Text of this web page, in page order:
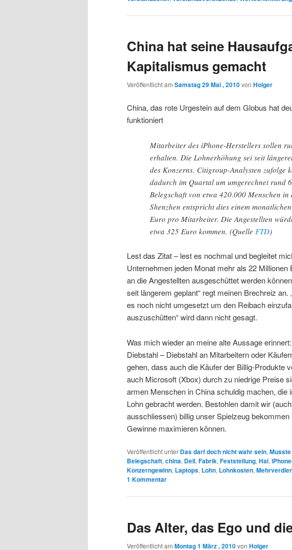
China hat seine
Kapitalismus gemacht
Veröffentlicht am Samstag 29 Mai , 2010von Holger
China, das rote Urgestein auf dem Globus hat
funktioniert
Mitarbeiter des iPhone-Herstellers sollen
erhalten. Die Lohnerhöhung sei seit
des Konzerns. Citigroup-Analysten zufolge
dadurch im Quartal um umgerechnet rund
Belegschaft von etwa 420.000 Menschen
Shenzhen entspricht dies einem
Euro pro Mitarbeiter. Die Angestellten
etwa 325 Euro kommen. (Quelle FTD)
Lest das Zitat – lest es nochmal und begleitet
Unternehmen jeden Monat mehr als 22
an die Angestellten ausgeschüttet werden
seit längerem geplant“ regt meinen Brechreiz an.
es noch nicht umgesetzt um den Reibach
auszuschütten“ wird dann nicht gesagt.
Was mich wieder an meine alte Aussage
Diebstahl – Diebstahl an Mitarbeitern oder
gehen, dass auch die Käufer der Billig-Produkte
auch Microsoft (Xbox) durch zu niedrige Preise
armen Menschen in China schuldig machen, die
Lohn gebracht werden. Bestohlen damit wir
ausschliessen) billig unser Spielzeug
Gewinne maximieren können.
Veröffentlicht unter Das darf doch nicht wahr sein,
Belegschaft, china, Dell, Fabrik, Feststellung, Hai,
Konzerngewinn, Laptops, Lohn, Lohnkosten,
1 Kommentar
Das Alter, das Ego und
Veröffentlicht am Montag 1 März , 2010von Holger